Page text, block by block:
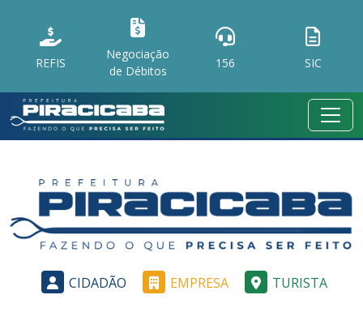
REFIS
Negociação
de Débitos
156 SIC
CIDADÃO EMPRESA TURISTA